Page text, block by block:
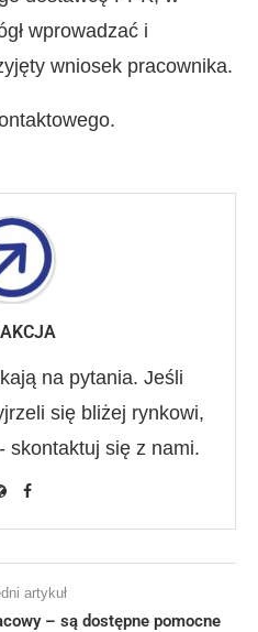
wprowadzać i
wniosek pracownika.
na pytania. Jeśli
się bliżej rynkowi,
skontaktuj się z nami.
artykuł
– są dostępne pomocne